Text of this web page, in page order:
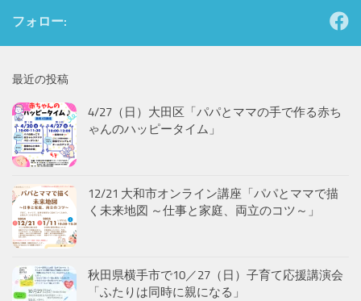
フォロー:
最近の投稿
4/27（日）大田区「パパとママの手で作る赤ち
ゃんのハッピータイム」
12/21 大和市オンライン講座「パパとママで描
く未来地図 ～仕事と家庭、両立のコツ～」
秋田県横手市で10／27（日）子育て応援講演会
「ふたりは同時に親になる」